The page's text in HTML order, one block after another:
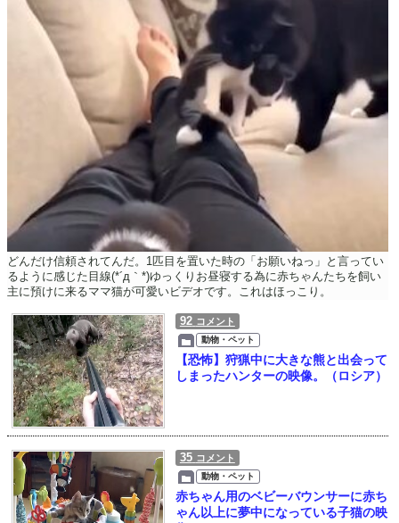
どんだけ信頼されてんだ。1匹目を置いた時の「お願いねっ」と言ってい
るように感じた目線(*´д｀*)ゆっくりお昼寝する為に赤ちゃんたちを飼い
主に預けに来るママ猫が可愛いビデオです。これはほっこり。
92 コメント
動物・ペット
【恐怖】狩猟中に大きな熊と出会って
しまったハンターの映像。（ロシア）
35 コメント
動物・ペット
赤ちゃん用のベビーバウンサーに赤ち
ゃん以上に夢中になっている子猫の映